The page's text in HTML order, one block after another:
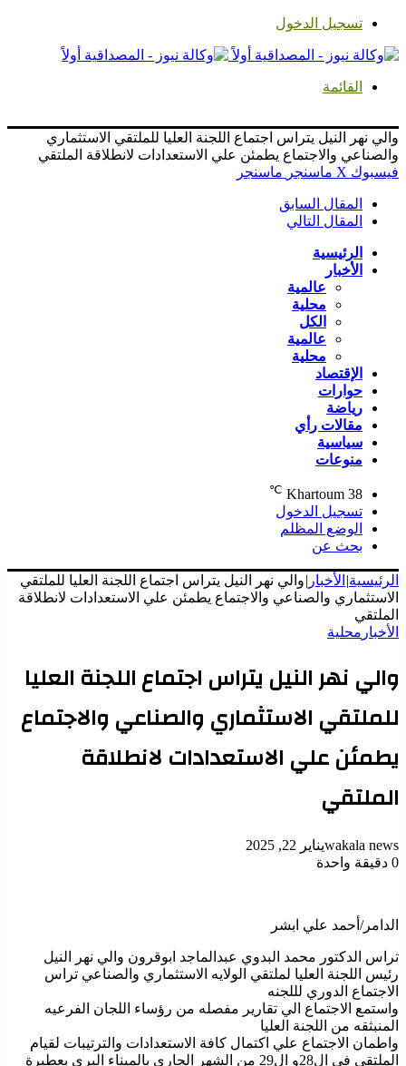
تسجيل الدخول
القائمة
والي نهر النيل يتراس اجتماع اللجنة العليا للملتقي الاستثماري
والصناعي والاجتماع يطمئن علي الاستعدادات لانطلاقة الملتقي
فيسبوك ‫X ماسنجر ماسنجر
المقال السابق
المقال التالي
الرئيسية
الأخبار
عالمية
محلية
الكل
عالمية
محلية
الإقتصاد
حوارات
رياضة
مقالات رأي
سياسية
منوعات
Khartoum 38
℃
تسجيل الدخول
الوضع المظلم
بحث عن
الرئيسية| الأخبار |والي نهر النيل يتراس اجتماع اللجنة العليا للملتقي
الاستثماري والصناعي والاجتماع يطمئن علي الاستعدادات لانطلاقة
الملتقي
الأخبار محلية
والي نهر النيل يتراس اجتماع اللجنة العليا
للملتقي الاستثماري والصناعي والاجتماع
يطمئن علي الاستعدادات لانطلاقة
الملتقي
wakala newsيناير 22, 2025
0 دقيقة واحدة
الدامر/أحمد علي ابشر
تراس الدكتور محمد البدوي عبدالماجد ابوقرون والي نهر النيل
رئيس اللجنة العليا لملتقي الولايه الاستثماري والصناعي تراس
الاجتماع الدوري لللجنه
واستمع الاجتماع الي تقارير مفصله من رؤساء اللجان الفرعيه
المنبثقه من اللجنة العليا
واطمان الاجتماع علي اكتمال كافة الاستعدادات والترتيبات لقيام
الملتقي في ال28و ال29 من الشهر الجاري بالميناء البري بعطبرة